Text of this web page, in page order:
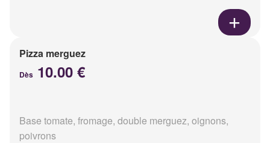
Pizza merguez
Dès 10.00 €
Base tomate, fromage, double merguez, oignons,
poivrons